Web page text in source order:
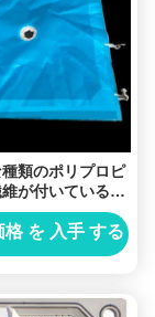
類のポリプロピ
が付いているフ
物そして真空フ
めのフィルタ ク
格 を 入手 する